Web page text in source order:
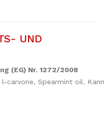
UND
(EG) Nr. 1272/2008
l-carvone, Spearmint oil.